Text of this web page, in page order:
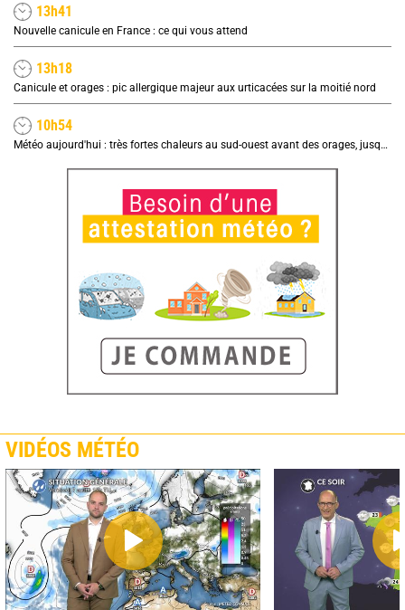
13h41
Nouvelle canicule en France : ce qui vous attend
13h18
Canicule et orages : pic allergique majeur aux urticacées sur la moitié nord
10h54
Météo aujourd'hui : très fortes chaleurs au sud-ouest avant des orages, jusqu'à 39°C
VIDÉOS MÉTÉO